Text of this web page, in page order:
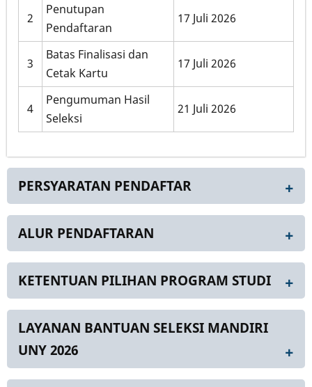
2
Penutupan
Pendaftaran
17 Juli 2026
3
Batas Finalisasi dan
Cetak Kartu
17 Juli 2026
4
Pengumuman Hasil
Seleksi
21 Juli 2026
PERSYARATAN PENDAFTAR
ALUR PENDAFTARAN
KETENTUAN PILIHAN PROGRAM STUDI
LAYANAN BANTUAN SELEKSI MANDIRI
UNY 2026